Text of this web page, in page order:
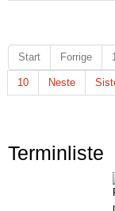
Start Forrige
10 Neste
Terminliste